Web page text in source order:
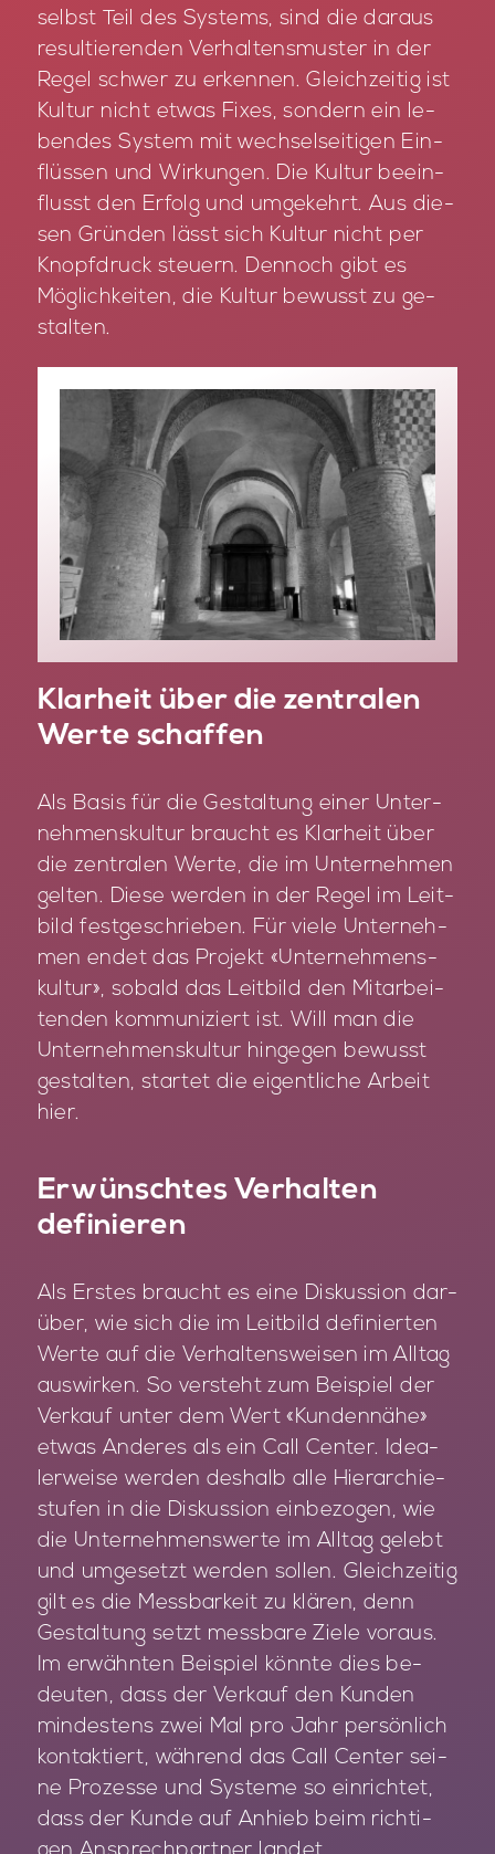
selbst Teil des Sys­tems, sind die dar­aus
re­sul­tie­ren­den Ver­hal­tens­mus­ter in der
Re­gel schwer zu er­ken­nen. Gleich­zei­tig ist
Kul­tur nicht et­was Fi­xes, son­dern ein le­
ben­des Sys­tem mit wech­sel­sei­ti­gen Ein­
flüs­sen und Wir­kun­gen. Die Kul­tur be­ein­
flusst den Er­folg und um­ge­kehrt. Aus die­
sen Grün­den lässt sich Kul­tur nicht per
Knopf­druck steu­ern. Den­noch gibt es
Mög­lich­kei­ten, die Kul­tur be­wusst zu ge­
stal­ten.
Klarheit über die zentralen
Werte schaffen
Als Ba­sis für die Ge­stal­tung ei­ner Un­ter­
neh­mens­kul­tur braucht es Klar­heit über
die zen­tra­len Wer­te, die im Un­ter­neh­men
gel­ten. Die­se wer­den in der Re­gel im Leit­
bild fest­ge­schrie­ben. Für vie­le Un­ter­neh­
men en­det das Pro­jekt «Un­ter­neh­mens­
kul­tur», so­bald das Leit­bild den Mit­ar­bei­
ten­den kom­mu­ni­ziert ist. Will man die
Un­ter­neh­mens­kul­tur hin­ge­gen be­wusst
ge­stal­ten, star­tet die ei­gent­li­che Ar­beit
hier.
Erwünschtes Verhalten
definieren
Als Ers­tes braucht es eine Dis­kus­si­on dar­
über, wie sich die im Leit­bild de­fi­nier­ten
Wer­te auf die Ver­hal­tens­wei­sen im All­tag
aus­wir­ken. So ver­steht zum Bei­spiel der
Ver­kauf un­ter dem Wert «Kun­den­nä­he»
et­was An­de­res als ein Call Cen­ter. Idea­
ler­wei­se wer­den des­halb alle Hier­ar­chie­
stu­fen in die Dis­kus­si­on ein­be­zo­gen, wie
die Un­ter­neh­mens­wer­te im All­tag ge­lebt
und um­ge­setzt wer­den sol­len. Gleich­zei­tig
gilt es die Mess­bar­keit zu klä­ren, denn
Ge­stal­tung setzt mess­ba­re Zie­le vor­aus.
Im er­wähn­ten Bei­spiel könn­te dies be­
deu­ten, dass der Ver­kauf den Kun­den
min­des­tens zwei Mal pro Jahr per­sön­lich
kon­tak­tiert, wäh­rend das Call Cen­ter sei­
ne Pro­zes­se und Sys­te­me so ein­rich­tet,
dass der Kun­de auf An­hieb beim rich­ti­